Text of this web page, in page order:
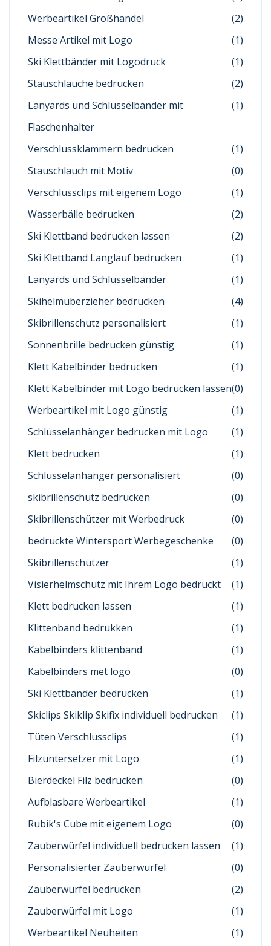
Werbeartikel Großhandel
(2)
Messe Artikel mit Logo
(1)
Ski Klettbänder mit Logodruck
(1)
Stauschläuche bedrucken
(2)
Lanyards und Schlüsselbänder mit
Flaschenhalter
(1)
Verschlussklammern bedrucken
(1)
Stauschlauch mit Motiv
(0)
Verschlussclips mit eigenem Logo
(1)
Wasserbälle bedrucken
(2)
Ski Klettband bedrucken lassen
(2)
Ski Klettband Langlauf bedrucken
(1)
Lanyards und Schlüsselbänder
(1)
Skihelmüberzieher bedrucken
(4)
Skibrillenschutz personalisiert
(1)
Sonnenbrille bedrucken günstig
(1)
Klett Kabelbinder bedrucken
(1)
Klett Kabelbinder mit Logo bedrucken lassen(0)
Werbeartikel mit Logo günstig
(1)
Schlüsselanhänger bedrucken mit Logo
(1)
Klett bedrucken
(1)
Schlüsselanhänger personalisiert
(0)
skibrillenschutz bedrucken
(0)
Skibrillenschützer mit Werbedruck
(0)
bedruckte Wintersport Werbegeschenke
(0)
Skibrillenschützer
(1)
Visierhelmschutz mit Ihrem Logo bedruckt
(1)
Klett bedrucken lassen
(1)
Klittenband bedrukken
(1)
Kabelbinders klittenband
(1)
Kabelbinders met logo
(0)
Ski Klettbänder bedrucken
(1)
Skiclips Skiklip Skifix individuell bedrucken
(1)
Tüten Verschlussclips
(1)
Filzuntersetzer mit Logo
(1)
Bierdeckel Filz bedrucken
(0)
Aufblasbare Werbeartikel
(1)
Rubik's Cube mit eigenem Logo
(0)
Zauberwürfel individuell bedrucken lassen
(1)
Personalisierter Zauberwürfel
(0)
Zauberwürfel bedrucken
(2)
Zauberwürfel mit Logo
(1)
Werbeartikel Neuheiten
(1)